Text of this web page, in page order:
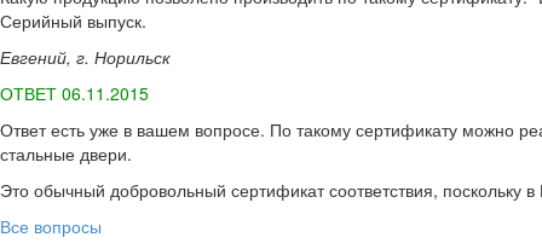
Серийный выпуск.
Евгений, г. Норильск
ОТВЕТ 06.11.2015
Ответ есть уже в вашем вопросе. По такому сертификату можно
стальные двери.
Это обычный добровольный сертификат соответствия, поскольку
Все вопросы